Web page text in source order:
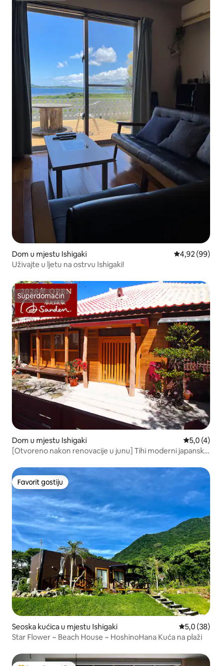
Dom u mjestu Ishigaki Prosječna
4,92 (99)
Uživajte u ljetu na ostrvu Ishigaki!
Superdomaćin
Superdomaćin
Dom u mjestu Ishigaki Prosječna
5,0 (4)
[Otvoreno nakon renovacije u junu] Tihi moderni japanski
odrasle -
Favorit gostiju
Favorit gostiju
Seoska kućica u mjestu Ishigaki Prosječna
5,0 (38)
Star Flower ~ Beach House ~ HoshinoHana Kuća na plaži